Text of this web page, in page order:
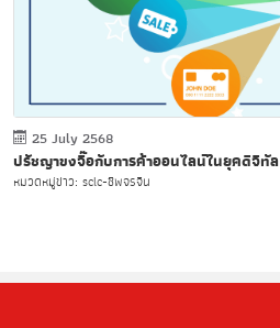
25 July 2568
ปรัชญาขงจื๊อกับการค้าออนไลน์ในยุคดิจิทัล
หมวดหมู่ข่าว: sclc-ชีพจรจีน